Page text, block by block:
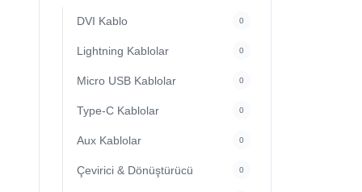
DVI Kablo 0
Lightning Kablolar 0
Micro USB Kablolar 0
Type-C Kablolar 0
Aux Kablolar 0
Çevirici & Dönüştürücü 0